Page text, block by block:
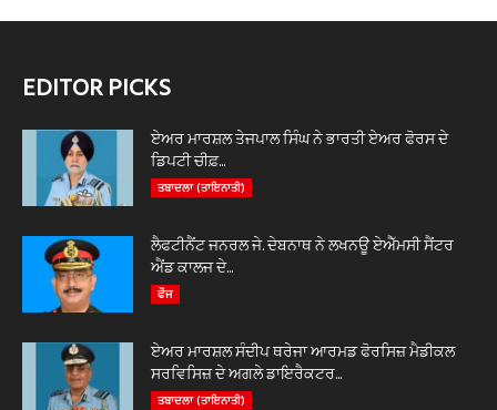
EDITOR PICKS
ਏਅਰ ਮਾਰਸ਼ਲ ਤੇਜਪਾਲ ਸਿੰਘ ਨੇ ਭਾਰਤੀ ਏਅਰ ਫੋਰਸ ਦੇ
ਡਿਪਟੀ ਚੀਫ਼...
ਤਬਾਦਲਾ (ਤਾਇਨਾਤੀ)
ਲੈਫਟੀਨੈਂਟ ਜਨਰਲ ਜੇ. ਦੇਬਨਾਥ ਨੇ ਲਖਨਊ ਏਐੱਮਸੀ ਸੈਂਟਰ
ਐਂਡ ਕਾਲਜ ਦੇ...
ਫੌਜ
ਏਅਰ ਮਾਰਸ਼ਲ ਸੰਦੀਪ ਥਰੇਜਾ ਆਰਮਡ ਫੋਰਸਿਜ਼ ਮੈਡੀਕਲ
ਸਰਵਿਸਿਜ਼ ਦੇ ਅਗਲੇ ਡਾਇਰੈਕਟਰ...
ਤਬਾਦਲਾ (ਤਾਇਨਾਤੀ)